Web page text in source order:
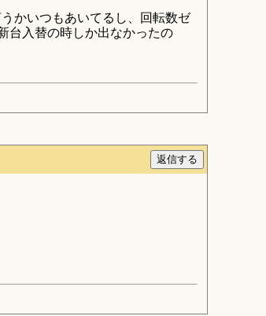
かいつもあいてるし、回転数ゼ
台入替の時しか出なかったの